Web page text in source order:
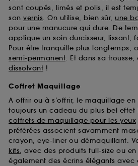
sont coupés, limés et polis, il est
son vernis. On utilise, bien sûr, une
pour une manucure qui dure. De
applique un soin durcisseur, lissant,
Pour être tranquille plus longtemps,
semi-permanent. Et dans sa
dissolvant !
Coffret Maquillage
A offrir ou à s’offrir, le maquillage
toujours un cadeau du plus bel effet
coffrets de maquillage pour les yeux
préférées associent savamment
crayon, eye-liner ou démaquillant.
kits, avec des produits full-size ou
également des écrins élégants avec